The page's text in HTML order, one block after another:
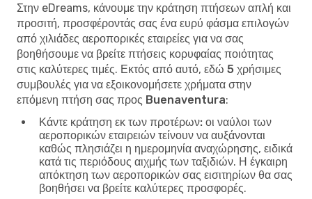
Στην eDreams, κάνουμε την κράτηση πτήσεων απλή και
προσιτή, προσφέροντάς σας ένα ευρύ φάσμα επιλογών
από χιλιάδες αεροπορικές εταιρείες για να σας
βοηθήσουμε να βρείτε πτήσεις κορυφαίας ποιότητας
στις καλύτερες τιμές. Εκτός από αυτό, εδώ 5 χρήσιμες
συμβουλές για να εξοικονομήσετε χρήματα στην
επόμενη πτήση σας προς Buenaventura:
Κάντε κράτηση εκ των προτέρων: οι ναύλοι των
αεροπορικών εταιρειών τείνουν να αυξάνονται
καθώς πλησιάζει η ημερομηνία αναχώρησης, ειδικά
κατά τις περιόδους αιχμής των ταξιδιών. Η έγκαιρη
απόκτηση των αεροπορικών σας εισιτηρίων θα σας
βοηθήσει να βρείτε καλύτερες προσφορές.